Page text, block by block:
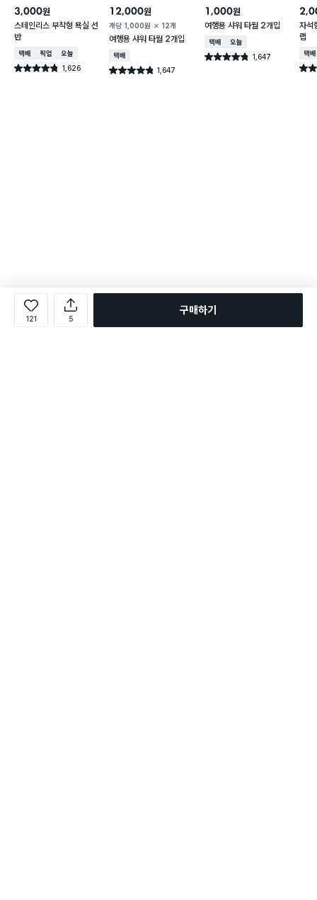
3,000원
스테인리스 부착형 욕실 선
반
택배배송매장픽업오늘배송
별점 4.8점 1,626
건 작성
12,000원
개당 1,000원 12개
여행용 샤워 타월 2개입
택배배송
별점 4.8점 1,647
건 작성
1,000원
여행용 샤워 타월 2개입
택배배송오늘배송
별점 4.8점 1,647
건 작성
자석
랩
택배
별점
121 5
구매하기